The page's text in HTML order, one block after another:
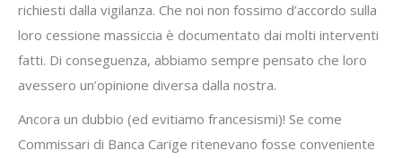
richiesti dalla vigilanza. Che noi non fossimo d’accordo sulla
loro cessione massiccia è documentato dai molti interventi
fatti. Di conseguenza, abbiamo sempre pensato che loro
avessero un’opinione diversa dalla nostra.
Ancora un dubbio (ed evitiamo francesismi)! Se come
Commissari di Banca Carige ritenevano fosse conveniente